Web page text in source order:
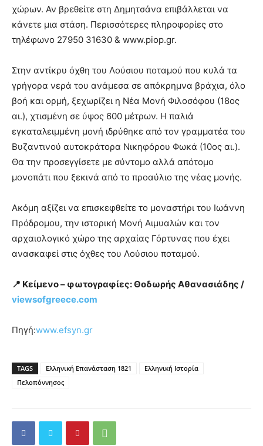
χώρων. Αν βρεθείτε στη Δημητσάνα επιβάλλεται να
κάνετε μια στάση. Περισσότερες πληροφορίες στο
τηλέφωνο 27950 31630 & www.piop.gr.
Στην αντίκρυ όχθη του Λούσιου ποταμού που κυλά τα
γρήγορα νερά του ανάμεσα σε απόκρημνα βράχια, όλο
βοή και ορμή, ξεχωρίζει η Νέα Μονή Φιλοσόφου (18ος
αι.), χτισμένη σε ύψος 600 μέτρων. Η παλιά
εγκαταλειμμένη μονή ιδρύθηκε από τον γραμματέα του
Βυζαντινού αυτοκράτορα Νικηφόρου Φωκά (10ος αι.).
Θα την προσεγγίσετε με σύντομο αλλά απότομο
μονοπάτι που ξεκινά από το προαύλιο της νέας μονής.
Ακόμη αξίζει να επισκεφθείτε το μοναστήρι του Ιωάννη
Πρόδρομου, την ιστορική Μονή Αιμυαλών και τον
αρχαιολογικό χώρο της αρχαίας Γόρτυνας που έχει
ανασκαφεί στις όχθες του Λούσιου ποταμού.
📍 Κείμενο – φωτογραφίες: Θοδωρής Αθανασιάδης /
viewsofgreece.com
Πηγή:www.efsyn.gr
TAGS Ελληνική Επανάσταση 1821
Ελληνική Ιστορία
Πελοπόννησος